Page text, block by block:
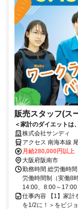
販売スタッフ(ス
＜家計のダイエット
オペレーションで、余
トする価格で、圧倒的
こす一員に。＜社員へ
は業界トップクラス。
研修や早期の昇進・昇
と労働時間のダイエッ
株式会社サンディ
アクセス 南海本線
16分、南海本線 樽
以内のエリア上記勤
て。
月給280,000円以上
大阪府阪南市
勤務時間 総労働時
労働時間制（実働8
14:00、8:00～17:00
仕事内容 【1】家計
を1/2に！＞をビジ